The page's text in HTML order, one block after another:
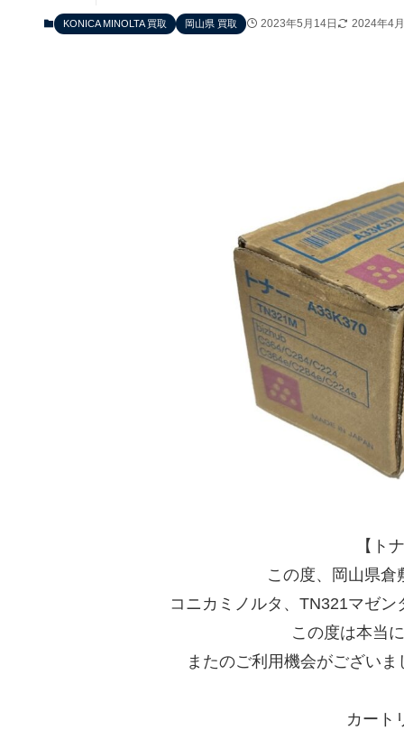
KONICA MINOLTA 買取 岡山県 買取 2023年5月14日 2024年4
【ト
この度、岡山県倉
コニカミノルタ、TN321マゼ
この度は本当
またのご利用機会がござい
カート